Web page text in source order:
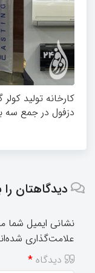
کارخانه تولید
دزفول در جمع سه
دیدگاهتان
نشانی ایمیل شما
علامت‌گذاری
دیدگاه *